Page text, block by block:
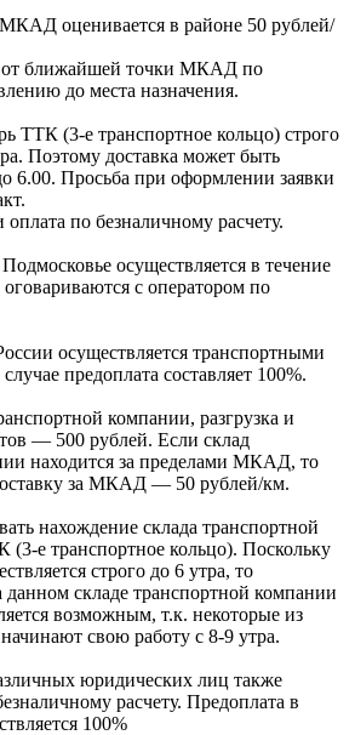
МКАД оценивается в районе 50 рублей/
от ближайшей точки МКАД по
до места назначения.
ТТК (3-е транспортное кольцо) строго
Поэтому доставка может быть
6.00. Просьба при оформлении заявки
по безналичному расчету.
осуществляется в течение
с оператором по
осуществляется транспортными
предоплата составляет 100%.
компании, разгрузка и
— 500 рублей. Если склад
находится за пределами МКАД, то
за МКАД — 50 рублей/км.
нахождение склада транспортной
(3-е транспортное кольцо). Поскольку
строго до 6 утра, то
данном складе транспортной компании
возможным, т.к. некоторые из
свою работу с 8-9 утра.
юридических лиц также
расчету. Предоплата в
100%